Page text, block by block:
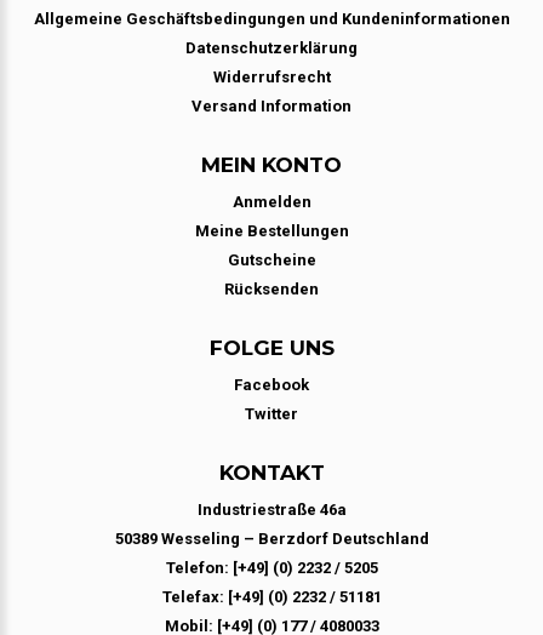
Allgemeine Geschäftsbedingungen und Kundeninformationen
Datenschutzerklärung
Widerrufsrecht
Versand Information
MEIN KONTO
Anmelden
Meine Bestellungen
Gutscheine
Rücksenden
FOLGE UNS
Facebook
Twitter
KONTAKT
Industriestraße 46a
50389 Wesseling – Berzdorf Deutschland
Telefon: [+49] (0) 2232 / 5205
Telefax: [+49] (0) 2232 / 51181
Mobil: [+49] (0) 177 / 4080033